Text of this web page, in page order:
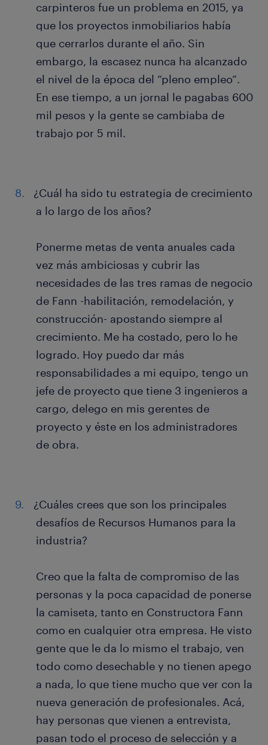
carpinteros fue un problema en 2015, ya
que los proyectos inmobiliarios había
que cerrarlos durante el año. Sin
embargo, la escasez nunca ha alcanzado
el nivel de la época del “pleno empleo”.
En ese tiempo, a un jornal le pagabas 600
mil pesos y la gente se cambiaba de
trabajo por 5 mil.
¿Cuál ha sido tu estrategia de crecimiento
a lo largo de los años?
Ponerme metas de venta anuales cada
vez más ambiciosas y cubrir las
necesidades de las tres ramas de negocio
de Fann -habilitación, remodelación, y
construcción- apostando siempre al
crecimiento. Me ha costado, pero lo he
logrado. Hoy puedo dar más
responsabilidades a mi equipo, tengo un
jefe de proyecto que tiene 3 ingenieros a
cargo, delego en mis gerentes de
proyecto y éste en los administradores
de obra.
¿Cuáles crees que son los principales
desafíos de Recursos Humanos para la
industria?
Creo que la falta de compromiso de las
personas y la poca capacidad de ponerse
la camiseta, tanto en Constructora Fann
como en cualquier otra empresa. He visto
gente que le da lo mismo el trabajo, ven
todo como desechable y no tienen apego
a nada, lo que tiene mucho que ver con la
nueva generación de profesionales. Acá,
hay personas que vienen a entrevista,
pasan todo el proceso de selección y a